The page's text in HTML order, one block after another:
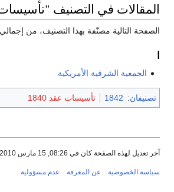
المقالات في التصنيف "تأسيسات
الصفحة التالية مصنّفة بهذا التصنيف، من إجمالي 1.
الجمعية الشرقية الأمريكية
تصنيفان:
1842 تأسيسات عقد 1840
آخر تعديل لهذه الصفحة كان في 08:26, 15 مارس 2010.
سياسة الخصوصية عن المعرفة عدم مسؤولية